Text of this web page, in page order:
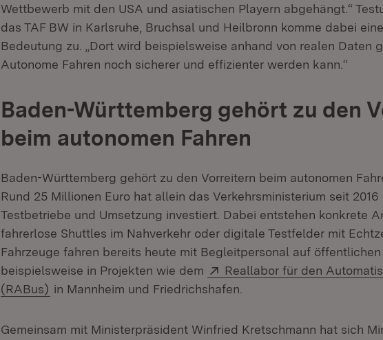
Wettbewerb mit den USA und asiatischen Playern abgehängt.“
das TAF BW in Karlsruhe, Bruchsal und Heilbronn komme dabei
Bedeutung zu. „Dort wird beispielsweise anhand von realen Daten
Autonome Fahren noch sicherer und effizienter werden kann.“
Baden-Württemberg gehört zu den
beim autonomen Fahren
Baden-Württemberg gehört zu den Vorreitern beim autonomen
Rund 25 Millionen Euro hat allein das Verkehrsministerium seit 2016
Testbetriebe und Umsetzung investiert. Dabei entstehen konkrete
fahrerlose Shuttles im Nahverkehr oder digitale Testfelder mit
Fahrzeuge fahren bereits heute mit Begleitpersonal auf öffentlichen
beispielsweise in Projekten wie dem
Extern:
Reallabor für den
(RABus) (Öffnet in neuem Fenster)
in Mannheim und Friedrichshafen.
Gemeinsam mit Ministerpräsident Winfried Kretschmann hat sich